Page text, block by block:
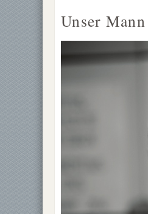
Unser Mann